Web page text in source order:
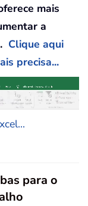
mais
a
Clique aqui
precisa...
para o